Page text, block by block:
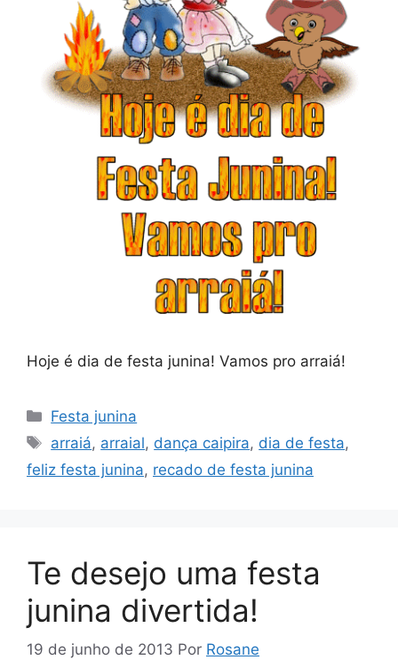
Hoje é dia de festa junina! Vamos pro arraiá!
Categorias
Festa junina
Tags
arraiá, arraial, dança caipira, dia de festa,
feliz festa junina, recado de festa junina
Te desejo uma festa
junina divertida!
19 de junho de 2013 Por Rosane